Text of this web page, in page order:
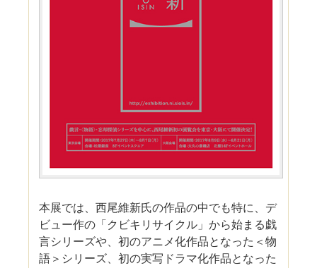
本展では、西尾維新氏の作品の中でも特に、デ
ビュー作の「クビキリサイクル」から始まる戯
言シリーズや、初のアニメ化作品となった＜物
語＞シリーズ、初の実写ドラマ化作品となった